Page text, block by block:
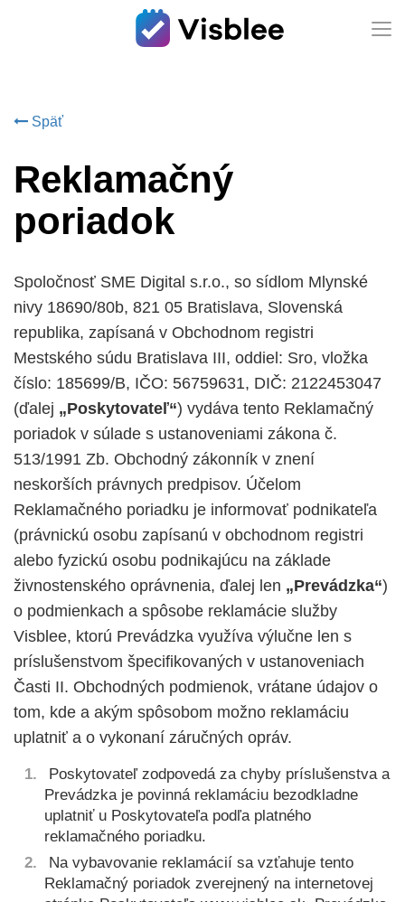
Späť
Reklamačný
poriadok
Spoločnosť SME Digital s.r.o., so sídlom Mlynské
nivy 18690/80b, 821 05 Bratislava, Slovenská
republika, zapísaná v Obchodnom registri
Mestského súdu Bratislava III, oddiel: Sro, vložka
číslo: 185699/B, IČO: 56759631, DIČ: 2122453047
(ďalej „Poskytovateľ“) vydáva tento Reklamačný
poriadok v súlade s ustanoveniami zákona č.
513/1991 Zb. Obchodný zákonník v znení
neskorších právnych predpisov. Účelom
Reklamačného poriadku je informovať podnikateľa
(právnickú osobu zapísanú v obchodnom registri
alebo fyzickú osobu podnikajúcu na základe
živnostenského oprávnenia, ďalej len „Prevádzka“)
o podmienkach a spôsobe reklamácie služby
Visblee, ktorú Prevádzka využíva výlučne len s
príslušenstvom špecifikovaných v ustanoveniach
Časti II. Obchodných podmienok, vrátane údajov o
tom, kde a akým spôsobom možno reklamáciu
uplatniť a o vykonaní záručných opráv.
Poskytovateľ zodpovedá za chyby príslušenstva a
Prevádzka je povinná reklamáciu bezodkladne
uplatniť u Poskytovateľa podľa platného
reklamačného poriadku.
Na vybavovanie reklamácií sa vzťahuje tento
Reklamačný poriadok zverejnený na internetovej